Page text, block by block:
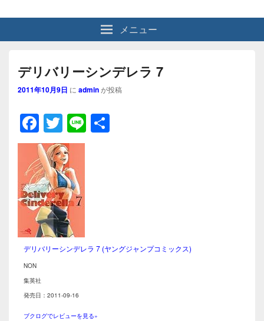
メニュー
デリバリーシンデレラ 7
2011年10月9日 に adminが投稿
F
a
c
e
b
o
o
k
T
wi
tt
er
Li
n
デリバリーシンデレラ 7 (ヤングジャンプコミックス)
NON
集英社
発売日：2011-09-16
ブクログでレビューを見る»